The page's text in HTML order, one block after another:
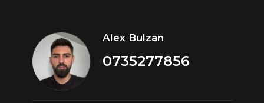
Alex Bulzan
0735277856